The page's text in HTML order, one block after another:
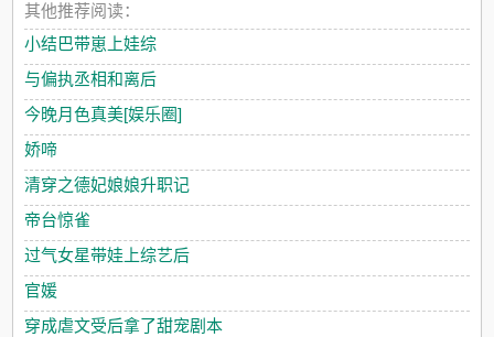
其他推荐阅读：
小结巴带崽上娃综
与偏执丞相和离后
今晚月色真美[娱乐圈]
娇啼
清穿之德妃娘娘升职记
帝台惊雀
过气女星带娃上综艺后
官媛
穿成虐文受后拿了甜宠剧本